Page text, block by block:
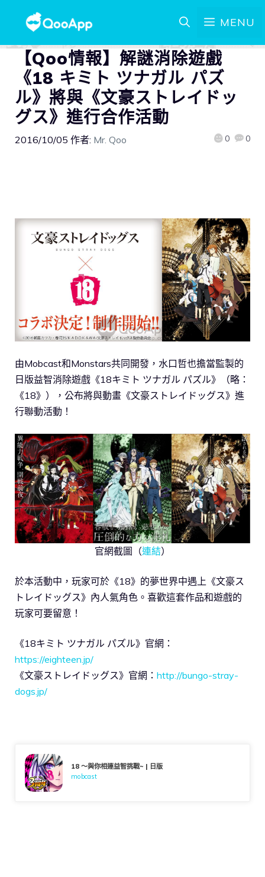
MENU
【Qoo情報】解謎消除遊戲
《18 キミト ツナガル パズ
ル》將與《文豪ストレイドッ
グス》進行合作活動
2016/10/05 作者: Mr. Qoo 0 0
由Mobcast和Monstars共同開發，水口哲也擔當監製的
日版益智消除遊戲《18キミト ツナガル パズル》（略：
《18》），公布將與動畫《文豪ストレイドッグス》進
行聯動活動！
官網截圖（連結）
於本活動中，玩家可於《18》的夢世界中遇上《文豪ス
トレイドッグス》內人氣角色。喜歡這套作品和遊戲的
玩家可要留意！
《18キミト ツナガル パズル》官網：
https://eighteen.jp/
《文豪ストレイドッグス》官網： http://bungo-stray-
dogs.jp/
18 ～與你相連益智挑戰~ | 日版
mobcast